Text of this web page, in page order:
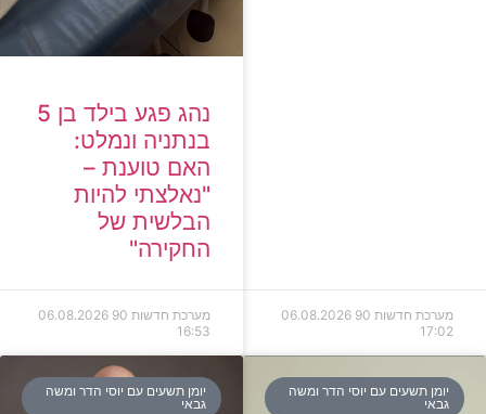
מערכת חדשות 90
06.08.2026
17:02
נהג פגע בילד בן 5
בנתניה ונמלט:
האם טוענת –
"נאלצתי להיות
הבלשית של
החקירה"
מערכת חדשות 90
06.08.2026
16:53
יומן תשעים עם יוסי הדר ומשה
גבאי
יומן תשעים עם יוסי הדר ומשה
גבאי